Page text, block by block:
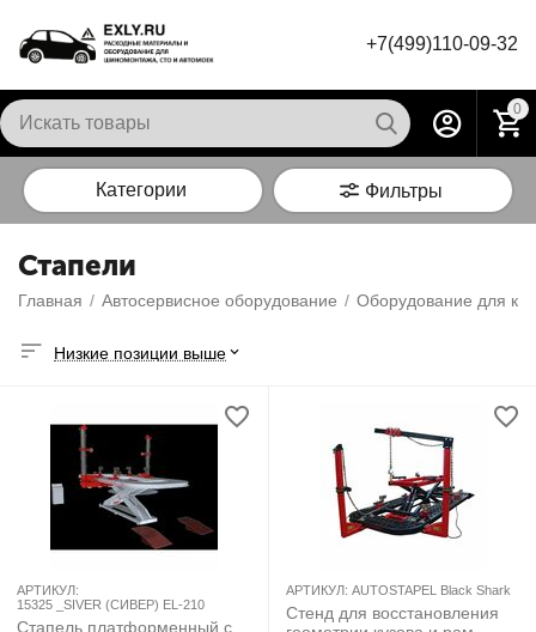
+7(499)110-09-32
0
Категории Фильтры
Стапели
Главная / Автосервисное оборудование / Оборудование для
Низкие позиции выше
АРТИКУЛ:
15325 _SIVER (СИВЕР) ЕL-210
Cтапель платформенный с
АРТИКУЛ: AUTOSTAPEL Black Shark
Стенд для восстановления